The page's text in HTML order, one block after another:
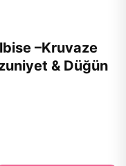
–Kruvaze
& Düğün